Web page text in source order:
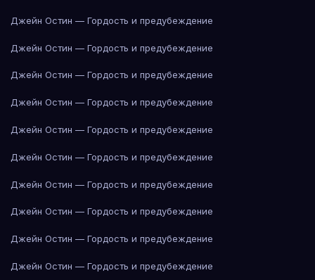
Джейн Остин — Гордость и предубеждение
Джейн Остин — Гордость и предубеждение
Джейн Остин — Гордость и предубеждение
Джейн Остин — Гордость и предубеждение
Джейн Остин — Гордость и предубеждение
Джейн Остин — Гордость и предубеждение
Джейн Остин — Гордость и предубеждение
Джейн Остин — Гордость и предубеждение
Джейн Остин — Гордость и предубеждение
Джейн Остин — Гордость и предубеждение